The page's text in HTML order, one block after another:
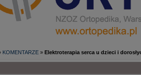
KOMENTARZE » Elektroterapia serca u dzieci i